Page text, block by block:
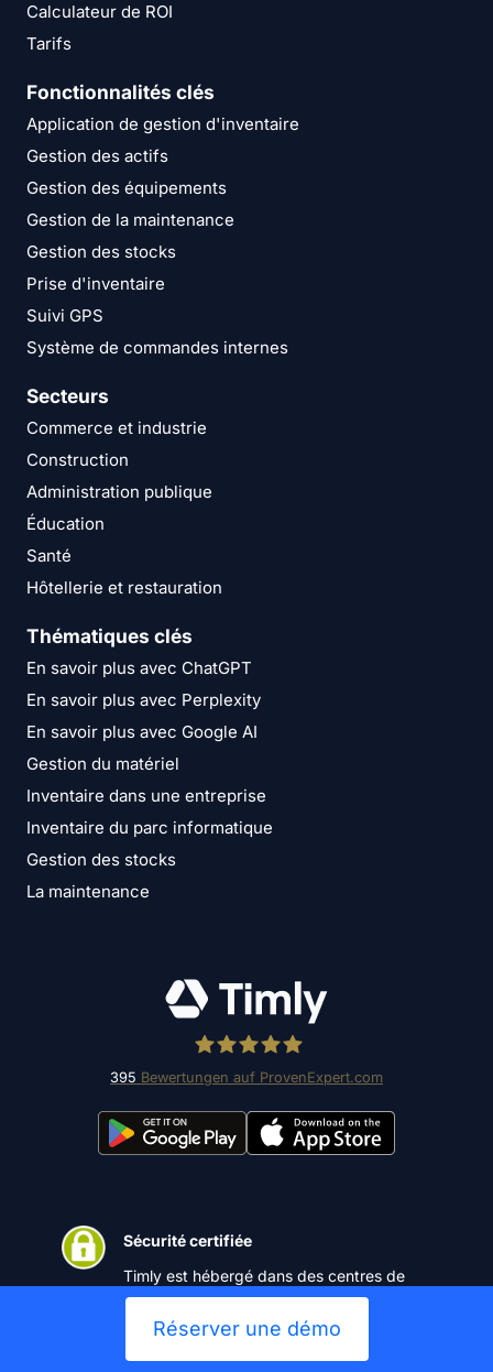
Calculateur de ROI
Tarifs
Fonctionnalités clés
Application de gestion d'inventaire
Gestion des actifs
Gestion des équipements
Gestion de la maintenance
Gestion des stocks
Prise d'inventaire
Suivi GPS
Système de commandes internes
Secteurs
Commerce et industrie
Construction
Administration publique
Éducation
Santé
Hôtellerie et restauration
Thématiques clés
En savoir plus avec ChatGPT
En savoir plus avec Perplexity
En savoir plus avec Google AI
Gestion du matériel
Inventaire dans une entreprise
Inventaire du parc informatique
Gestion des stocks
La maintenance
Timly Software AG
395 Bewertungen auf ProvenExpert.com
Sécurité certifiée
Timly est hébergé dans des centres de
Hébergement en Allemagne
Réserver une démo